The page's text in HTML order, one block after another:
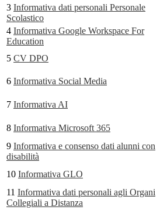
3 Informativa dati personali Personale
Scolastico
4 Informativa Google Workspace For
Education
5 CV DPO
6 Informativa Social Media
7 Informativa AI
8 Informativa Microsoft 365
9 Informativa e consenso dati alunni con
disabilità
10 Informativa GLO
11 Informativa dati personali agli Organi
Collegiali a Distanza